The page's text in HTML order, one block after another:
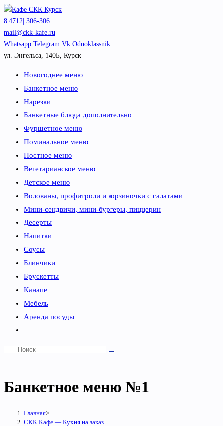
Перейти
к
содержимому
8|4712| 306-306
mail@ckk-kafe.ru
Whatsapp Telegram Vk Odnoklassniki
ул. Энгельса, 140Б, Курск
Новогоднее меню
Банкетное меню
Нарезки
Банкетные блюда дополнительно
Фуршетное меню
Поминальное меню
Постное меню
Вегетарианское меню
Детское меню
Волованы, профитроли и корзиночки с салатами
Мини-сендвичи, мини-бургеры, пиццерин
Десерты
Напитки
Соусы
Блинчики
Брускетты
Канапе
Мебель
Аренда посуды
сайту
Банкетное меню №1
Главная>
СКК Кафе — Кухня на заказ